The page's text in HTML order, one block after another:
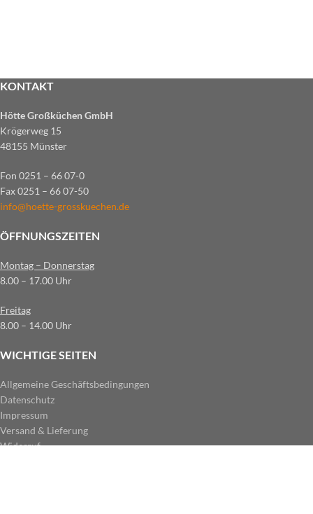
KONTAKT
Hötte Großküchen GmbH
Krögerweg 15
48155 Münster
Fon 0251 – 66 07-0
Fax 0251 – 66 07-50
info@hoette-grosskuechen.de
ÖFFNUNGSZEITEN
Montag – Donnerstag
8.00 – 17.00 Uhr
Freitag
8.00 – 14.00 Uhr
WICHTIGE SEITEN
Allgemeine Geschäftsbedingungen
Datenschutz
Impressum
Versand & Lieferung
Widerruf